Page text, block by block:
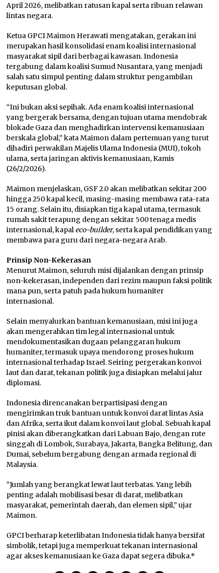
April 2026, melibatkan ratusan kapal serta ribuan relawan
lintas negara.
Ketua GPCI Maimon Herawati mengatakan, gerakan ini
merupakan hasil konsolidasi enam koalisi internasional
masyarakat sipil dari berbagai kawasan. Indonesia
tergabung dalam koalisi Sumud Nusantara, yang menjadi
salah satu simpul penting dalam struktur pengambilan
keputusan global.
“Ini bukan aksi sepihak. Ada enam koalisi internasional
yang bergerak bersama, dengan tujuan utama mendobrak
blokade Gaza dan menghadirkan intervensi kemanusiaan
berskala global,” kata Maimon dalam pertemuan yang turut
dihadiri perwakilan Majelis Ulama Indonesia (MUI), tokoh
ulama, serta jaringan aktivis kemanusiaan, Kamis
(26/2/2026).
Maimon menjelaskan, GSF 2.0 akan melibatkan sekitar 200
hingga 250 kapal kecil, masing-masing membawa rata-rata
15 orang. Selain itu, disiapkan tiga kapal utama, termasuk
rumah sakit terapung dengan sekitar 500 tenaga medis
internasional, kapal eco-builder, serta kapal pendidikan yang
membawa para guru dari negara-negara Arab.
Prinsip Non-Kekerasan
Menurut Maimon, seluruh misi dijalankan dengan prinsip
non-kekerasan, independen dari rezim maupun faksi politik
mana pun, serta patuh pada hukum humaniter
internasional.
Selain menyalurkan bantuan kemanusiaan, misi ini juga
akan mengerahkan tim legal internasional untuk
mendokumentasikan dugaan pelanggaran hukum
humaniter, termasuk upaya mendorong proses hukum
internasional terhadap Israel. Seiring pergerakan konvoi
laut dan darat, tekanan politik juga disiapkan melalui jalur
diplomasi.
Indonesia direncanakan berpartisipasi dengan
mengirimkan truk bantuan untuk konvoi darat lintas Asia
dan Afrika, serta ikut dalam konvoi laut global. Sebuah kapal
pinisi akan diberangkatkan dari Labuan Bajo, dengan rute
singgah di Lombok, Surabaya, Jakarta, Bangka Belitung, dan
Dumai, sebelum bergabung dengan armada regional di
Malaysia.
“Jumlah yang berangkat lewat laut terbatas. Yang lebih
penting adalah mobilisasi besar di darat, melibatkan
masyarakat, pemerintah daerah, dan elemen sipil,” ujar
Maimon.
GPCI berharap keterlibatan Indonesia tidak hanya bersifat
simbolik, tetapi juga memperkuat tekanan internasional
agar akses kemanusiaan ke Gaza dapat segera dibuka.*